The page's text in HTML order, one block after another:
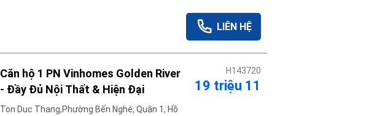
LIÊN HỆ
Căn hộ 1 PN Vinhomes Golden River
- Đầy Đủ Nội Thất & Hiện Đại
Ton Duc Thang,Phường Bến Nghé, Quận 1, Hồ
H143720
19 triệu 11